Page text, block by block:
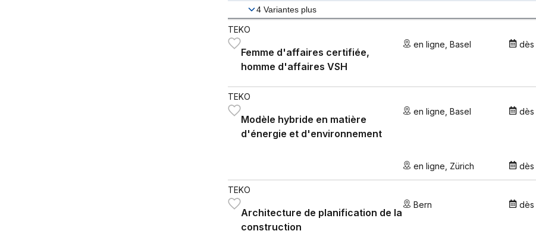
4 Variantes plus
TEKO
Femme d'affaires certifiée,
homme d'affaires VSH
en ligne ,Basel dès
TEKO
Modèle hybride en matière
d'énergie et d'environnement
en ligne ,Basel dès
en ligne Zürich dès
TEKO
Architecture de planification de la
construction
Bern dès